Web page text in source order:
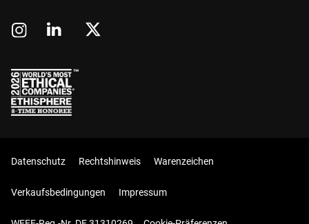
Datenschutz Rechtshinweis Warenzeichen
Verkaufsbedingungen Impressum